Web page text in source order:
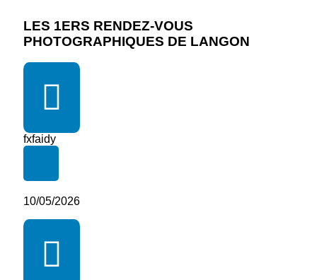
LES 1ERS RENDEZ-VOUS
PHOTOGRAPHIQUES DE LANGON
fxfaidy
10/05/2026